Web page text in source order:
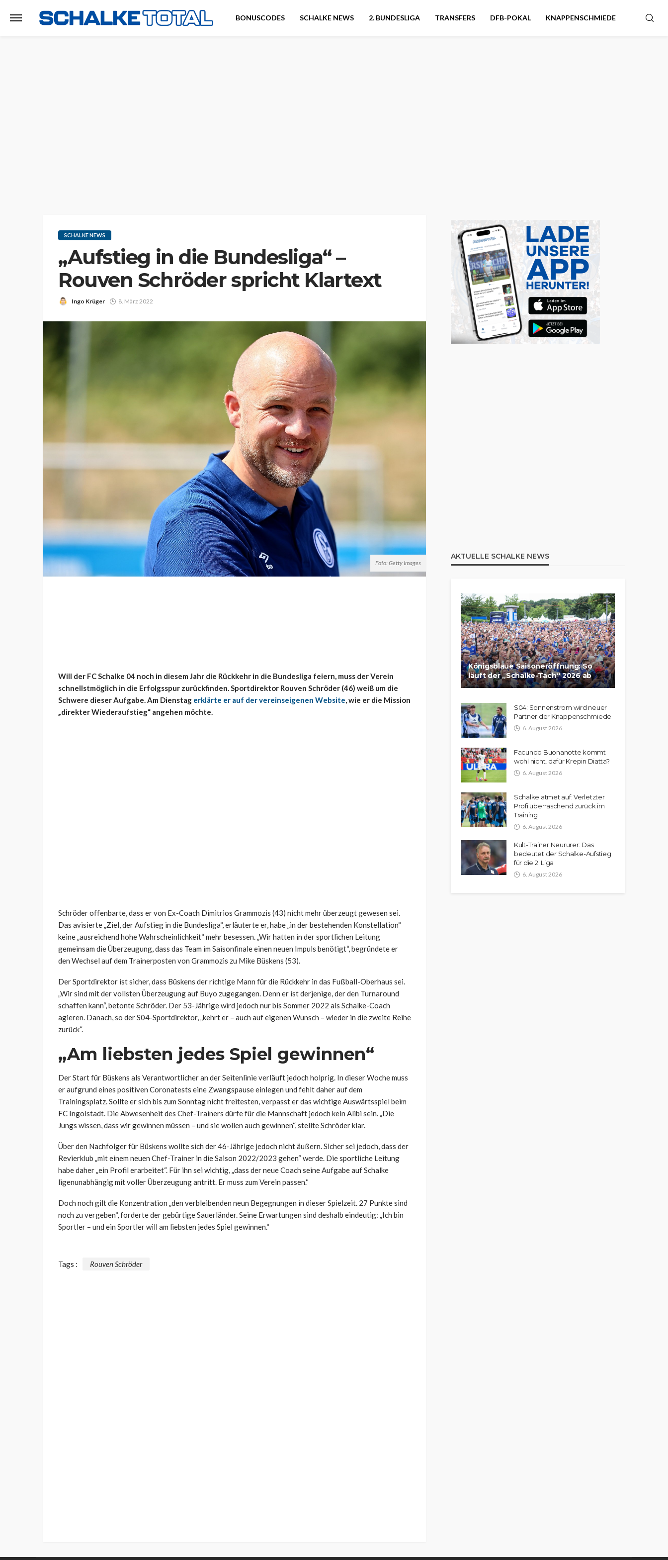
BONUSCODES SCHALKE NEWS 2. BUNDESLIGA TRANSFERS DFB-POKAL KNAPPENSCHMIEDE
SCHALKE NEWS
„Aufstieg in die Bundesliga“ –
Rouven Schröder spricht Klartext
Ingo Krüger 8. März 2022
Foto: Getty Images
Will der FC Schalke 04 noch in diesem Jahr die Rückkehr in die Bundesliga feiern, muss der Verein
schnellstmöglich in die Erfolgsspur zurückfinden. Sportdirektor Rouven Schröder (46) weiß um die
Schwere dieser Aufgabe. Am Dienstag erklärte er auf der vereinseigenen Website, wie er die Mission
„direkter Wiederaufstieg“ angehen möchte.
Schröder offenbarte, dass er von Ex-Coach Dimitrios Grammozis (43) nicht mehr überzeugt gewesen sei.
Das avisierte „Ziel, der Aufstieg in die Bundesliga“, erläuterte er, habe „in der bestehenden Konstellation“
keine „ausreichend hohe Wahrscheinlichkeit“ mehr besessen. „Wir hatten in der sportlichen Leitung
gemeinsam die Überzeugung, dass das Team im Saisonfinale einen neuen Impuls benötigt“, begründete er
den Wechsel auf dem Trainerposten von Grammozis zu Mike Büskens (53).
Der Sportdirektor ist sicher, dass Büskens der richtige Mann für die Rückkehr in das Fußball-Oberhaus sei.
„Wir sind mit der vollsten Überzeugung auf Buyo zugegangen. Denn er ist derjenige, der den Turnaround
schaffen kann“, betonte Schröder. Der 53-Jährige wird jedoch nur bis Sommer 2022 als Schalke-Coach
agieren. Danach, so der S04-Sportdirektor, „kehrt er – auch auf eigenen Wunsch – wieder in die zweite Reihe
zurück“.
„Am liebsten jedes Spiel gewinnen“
Der Start für Büskens als Verantwortlicher an der Seitenlinie verläuft jedoch holprig. In dieser Woche muss
er aufgrund eines positiven Coronatests eine Zwangspause einlegen und fehlt daher auf dem
Trainingsplatz. Sollte er sich bis zum Sonntag nicht freitesten, verpasst er das wichtige Auswärtsspiel beim
FC Ingolstadt. Die Abwesenheit des Chef-Trainers dürfe für die Mannschaft jedoch kein Alibi sein. „Die
Jungs wissen, dass wir gewinnen müssen – und sie wollen auch gewinnen“, stellte Schröder klar.
Über den Nachfolger für Büskens wollte sich der 46-Jährige jedoch nicht äußern. Sicher sei jedoch, dass der
Revierklub „mit einem neuen Chef-Trainer in die Saison 2022/2023 gehen“ werde. Die sportliche Leitung
habe daher „ein Profil erarbeitet“. Für ihn sei wichtig, „dass der neue Coach seine Aufgabe auf Schalke
ligenunabhängig mit voller Überzeugung antritt. Er muss zum Verein passen.“
Doch noch gilt die Konzentration „den verbleibenden neun Begegnungen in dieser Spielzeit. 27 Punkte sind
noch zu vergeben“, forderte der gebürtige Sauerländer. Seine Erwartungen sind deshalb eindeutig: „Ich bin
Sportler – und ein Sportler will am liebsten jedes Spiel gewinnen.“
Tags : Rouven Schröder
AKTUELLE SCHALKE NEWS
Königsblaue Saisoneröffnung: So
läuft der „Schalke-Tach“ 2026 ab
S04: Sonnenstrom wird neuer
Partner der Knappenschmiede
6. August 2026
Facundo Buonanotte kommt
wohl nicht, dafür Krepin Diatta?
6. August 2026
Schalke atmet auf: Verletzter
Profi überraschend zurück im
Training
6. August 2026
Kult-Trainer Neururer: Das
bedeutet der Schalke-Aufstieg
für die 2. Liga
6. August 2026